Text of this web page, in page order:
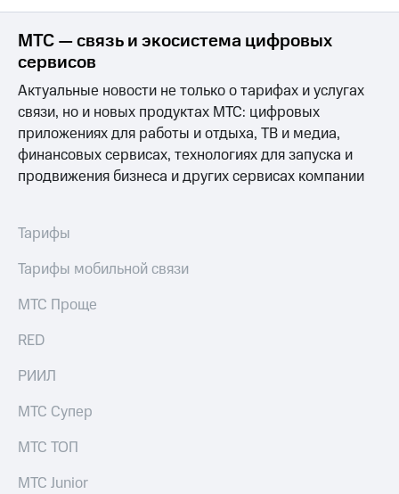
Описание
Программа
приобретения
Порядок
выкупа
акций
Дивиденды
Рынок
облигаций
погашении
облигаций
развитие
На главную
МТС — связь и экосистема цифровых
сервисов
Актуальные новости не только о тарифах и услугах
связи, но и новых продуктах МТС: цифровых
приложениях для работы и отдыха, ТВ и медиа,
финансовых сервисах, технологиях для запуска и
продвижения бизнеса и других сервисах компании
Тарифы
Тарифы мобильной связи
МТС Проще
RED
РИИЛ
МТС Супер
МТС ТОП
МТС Junior